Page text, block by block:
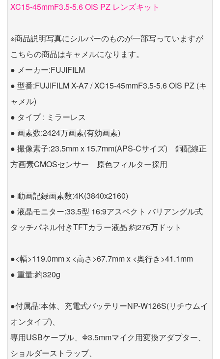
XC15-45mmF3.5-5.6 OIS PZ レンズキット
※商品説明写真にシルバーのものが一部写っていますが
こちらの商品はキャメルになります。
● メーカー:FUJIFILM
● 型番:FUJIFILM X-A7 / XC15-45mmF3.5-5.6 OIS PZ (キ
ャメル)
● タイプ : ミラーレス
● 画素数:2424万画素(有効画素)
● 撮像素子:23.5mm x 15.7mm(APS-Cサイズ) 銅配線正
方画素CMOSセンサー 原色フィルター採用
● 動画記録画素数:4K(3840x2160)
● 液晶モニター:33.5型 16:9アスペクト バリアングル式
タッチパネル付きTFTカラー液晶 約276万ドット
●<幅>119.0mm x <高さ>67.7mm x <奥行き>41.1mm
● 重量:約320g
●付属品:本体、充電式バッテリーNP-W126S(リチウムイ
オンタイプ)、
専用USBケーブル、Φ3.5mmマイク用変換アダプター、
ショルダーストラップ、